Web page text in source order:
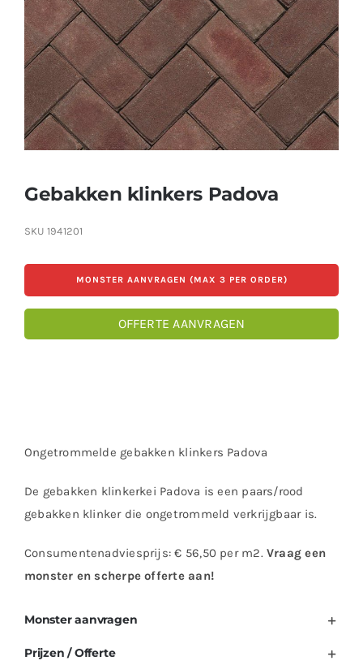
Contact
Offerte aanvragen
Gebakken klinkers Padova
SKU 1941201
MONSTER AANVRAGEN (MAX 3 PER ORDER)
OFFERTE AANVRAGEN
Ongetrommelde gebakken klinkers Padova
De gebakken klinkerkei Padova is een paars/rood
gebakken klinker die ongetrommeld verkrijgbaar is.
Consumentenadviesprijs: € 56,50 per m2.Vraag een
monster en scherpe offerte aan!
Monster aanvragen
Prijzen / Offerte